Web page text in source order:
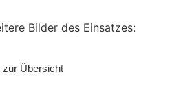
Bilder des Einsatzes:
zur Übersicht